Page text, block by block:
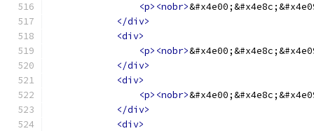
<p><nobr>
</div>
<div>
<p><nobr>
</div>
<div>
<p><nobr>
</div>
<div>